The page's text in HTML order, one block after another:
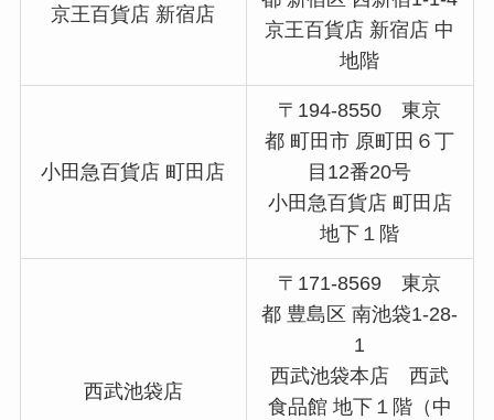
京王百貨店 新宿店
京王百貨店 新宿店 中
地階
小田急百貨店 町田店
〒194-8550 東京
都 町田市 原町田６丁
目12番20号
小田急百貨店 町田店
地下１階
西武池袋店
〒171-8569 東京
都 豊島区 南池袋1-28-
1
西武池袋本店 西武
食品館 地下１階（中